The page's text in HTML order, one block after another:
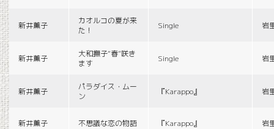
新井薫子
カオルコの夏が来
た！
Single 岩
新井薫子
大和撫子“春”咲き
ます
Single 岩
新井薫子
パラダイス・ムー
ン
『Karappo』 岩
新井薫子 不思議な恋の物語 『Karappo』 岩